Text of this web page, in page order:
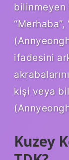
bilinmeyen
“Merhaba”,
ifadesini
kişi veya
Kuzey